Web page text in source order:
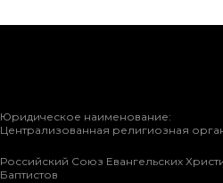
Юридическое наименование:
Централизованная религиозная
Российский Союз Евангельских
Баптистов